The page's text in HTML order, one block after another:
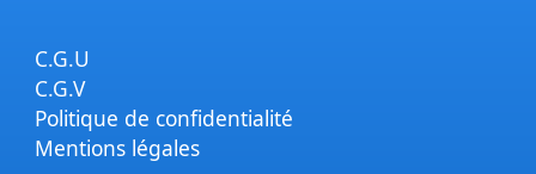
C.G.U
C.G.V
Politique de confidentialité
Mentions légales